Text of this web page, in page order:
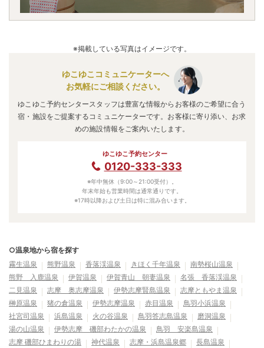
※掲載している写真はイメージです。
ゆこゆこコミュニケーターへ
お気軽にご相談ください。
ゆこゆこ予約センタースタッフは豊富な情報からお客様のご希望に合う
宿・施設をご提案するコミュニケーターです。お客様に寄り添い、お求
めの施設情報をご案内いたします。
ゆこゆこ予約センター
0120-333-333
※年中無休（9:00～21:00受付）。
年末年始も営業時間は通常通りです。
※17時以降および土日は特に混み合います。
○温泉地から宿を探す
霧生温泉
熊野温泉 香落渓温泉 きほく千年温泉
南勢桜山温泉
熊野 入鹿温泉
伊賀温泉 伊賀青山 朝妻温泉
名張 香落渓温泉
二見温泉
志摩 奥志摩温泉 伊勢志摩賢島温泉
志摩ともやま温泉
榊原温泉
猪の倉温泉 伊勢志摩温泉 赤目温泉
鳥羽小浜温泉
社宮司温泉
浜島温泉 火の谷温泉 鳥羽答志島温泉
磨洞温泉
湯の山温泉
伊勢志摩 磯部わたかの温泉
鳥羽 安楽島温泉
志摩 磯部ひまわりの湯
神代温泉 志摩・浜島温泉郷
長島温泉